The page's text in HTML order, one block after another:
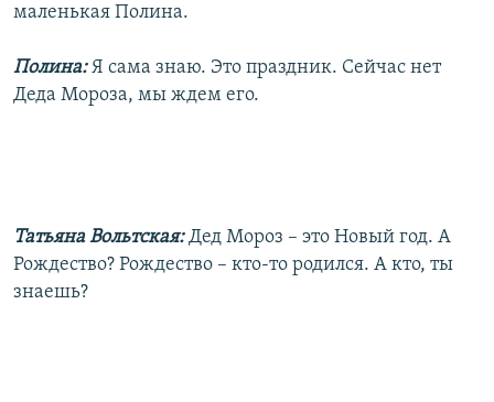
маленькая Полина.
Полина:Я сама знаю. Это праздник. Сейчас нет
Деда Мороза, мы ждем его.
Татьяна Вольтская:Дед Мороз – это Новый год. А
Рождество? Рождество – кто-то родился. А кто, ты
знаешь?